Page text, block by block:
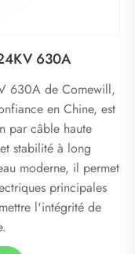
630A
630A de Comewill,
en Chine, est
par câble haute
stabilité à long
moderne, il permet
principales
l'intégrité de